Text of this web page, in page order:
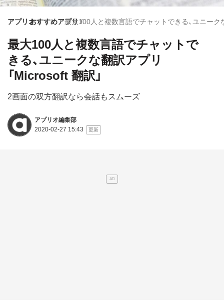
アプリオおすすめアプリ最大100人と複数言語でチャットできる、ユニーク
最大100人と複数言語でチャットで
きる、ユニークな翻訳アプリ
「Microsoft 翻訳」
2画面の双方翻訳なら会話もスムーズ
アプリオ編集部
2020-02-27 15:43